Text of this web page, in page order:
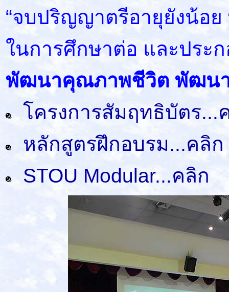
“จบปริญญาตรีอายุยังน้อย
ในการศึกษาต่อ และประ
พัฒนาคุณภาพชีวิต พัฒน
โครงการสัมฤทธิบัตร...
หลักสูตรฝึกอบรม...คลิก
STOU Modular...คลิก